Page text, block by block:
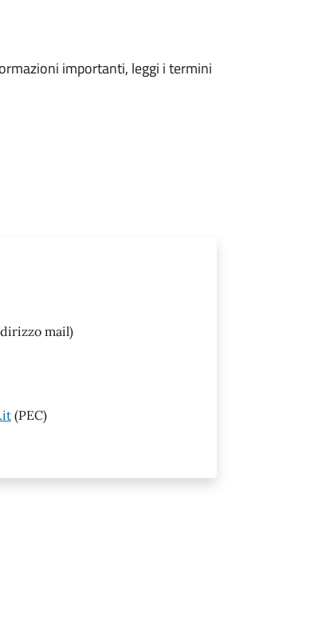
importanti, leggi i termini
mail)
(PEC)